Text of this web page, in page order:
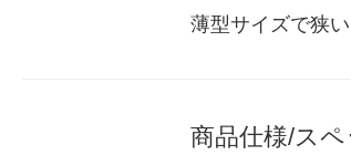
薄型サイズで狭
商品仕様/スペ